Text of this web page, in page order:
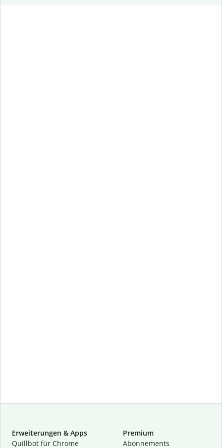
Erweiterungen & Apps
Quillbot für Chrome
Premium
Abon­ne­ments